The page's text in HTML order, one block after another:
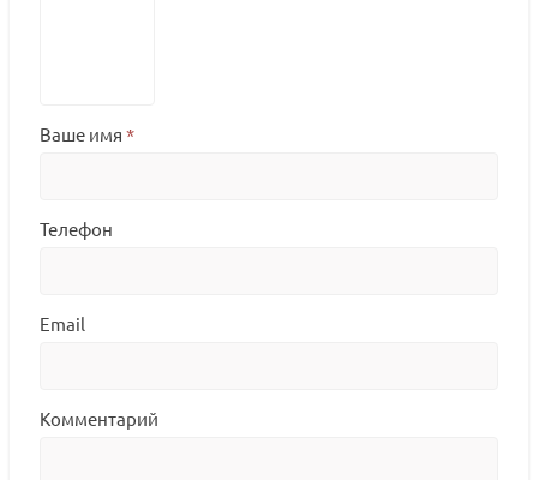
Ваше имя *
Телефон
Email
Комментарий